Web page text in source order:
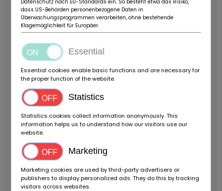
bzw. Wiederinbetriebnahmeobjekt angeboten. Eine
technische Durchsicht sowie eine vollständige
Wiederinbetriebnahme werden vor einer Nutzung
empfohlen.
Grand Tourisme Coupé mit außergewöhnlicher
Historie, langjährigem Besitz und Matching
Numbers-Antrieb. Der 456M GTA verbindet
klassische Ferrari-Tugenden mit hoher
Alltagstauglichkeit und gilt heute als einer der
unterschätzten Zwölfzylinder aus Maranello mit
hervorragendem Sammlerpotenzial.Standort:
Zollager
Verzollung.ZUBEHÖRANGABEN OHNE GEWÄHR,
Änderungen, Zwischenverkauf und Irrtümer
vorbehalten!----.
Datenschutz nach EU-Standards ein. So besteht etwa das Risiko,
dass US-Behörden personenbezogene Daten in
Überwachungsprogrammen verarbeiten, ohne bestehende
Klagemöglichkeit für Europäer.
Essential
Essential cookies enable basic functions and are necessary for
the proper function of the website.
Statistics
Statistics cookies collect information anonymously. This
information helps us to understand how our visitors use our
website.
Marketing
Marketing cookies are used by third-party advertisers or
publishers to display personalized ads. They do this by tracking
visitors across websites.